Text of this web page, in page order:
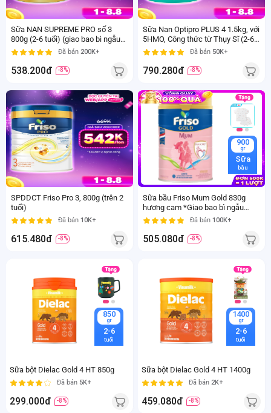
Sữa NAN SUPREME PRO số 3
800g (2-6 tuổi) (giao bao bì ngẫu
nhiên)
Đã bán 200K+
538.200đ -8%
Sữa Nan Optipro PLUS 4 1.5kg, với
5HMO, Công thức từ Thụy Sĩ (2-6
tuổi) (Giao bao bì ngẫu nhiên)
Đã bán 50K+
790.280đ -8%
800
gr
Trên 2
SPDDCT Friso Pro 3, 800g (trên 2
tuổi)
Đã bán 10K+
615.480đ -8%
900
gr
Sữa
bầu
Sữa bầu Friso Mum Gold 830g
hương cam *Giao bao bì ngẫu
nhiên
Đã bán 100K+
505.080đ -8%
850
gr
2-6
tuổi
Sữa bột Dielac Gold 4 HT 850g
Đã bán 5K+
299.000đ -8%
1400
gr
2-6
tuổi
Sữa bột Dielac Gold 4 HT 1400g
Đã bán 2K+
459.080đ -8%